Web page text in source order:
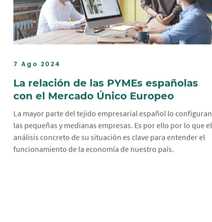
7 Ago 2024
La relación de las PYMEs españolas
con el Mercado Único Europeo
La mayor parte del tejido empresarial español lo configuran
las pequeñas y medianas empresas. Es por ello por lo que el
análisis concreto de su situación es clave para entender el
funcionamiento de la economía de nuestro país.